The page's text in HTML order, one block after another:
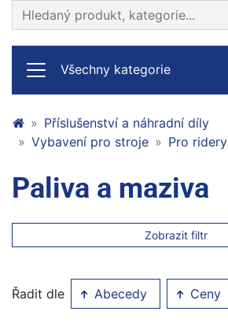
Prohledat web
Všechny kategorie
Příslušenství a náhradní díly
Vybavení pro stroje
Pro ridery
Paliva a maziva
Zobrazit filtr
Řadit dle Abecedy Ceny